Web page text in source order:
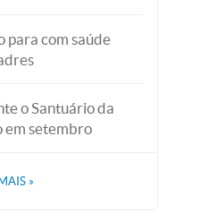
para com saúde
o Santuário da
em setembro
»